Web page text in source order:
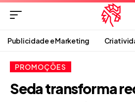
Publicidade e Marketing
PROMOÇÕES
Seda transforma